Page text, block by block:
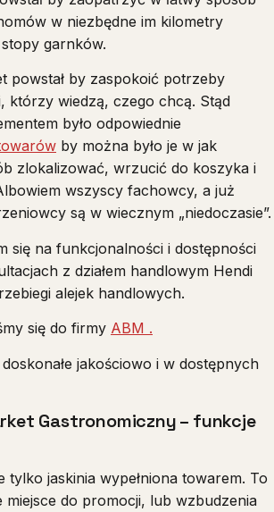
w niezbędne im kilometry
garnków.
powstał by zaspokoić potrzeby
którzy wiedzą, czego chcą. Stąd
było odpowiednie
by można było je w jak
zlokalizować, wrzucić do koszyka i
wszyscy fachowcy, a już
są w wiecznym „niedoczasie”.
się na funkcjonalności i dostępności
z działem handlowym Hendi
alejek handlowych.
się do firmy ABM .
doskonałe jakościowo i w dostępnych
Gastronomiczny – funkcje
tylko jaskinia wypełniona towarem. To
miejsce do promocji, lub wzbudzenia